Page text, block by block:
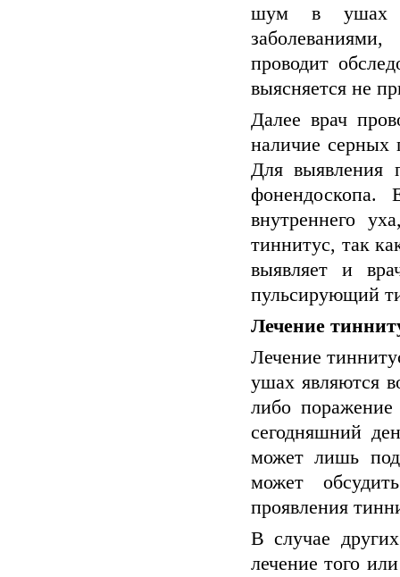
шум в ушах
проводит
выясняется не
Далее врач
наличие серных
Для выявления
фонендоскопа.
внутреннего
тиннитус, так
выявляет и
пульсирующий
Лечение
Лечение
ушах являются
либо
сегодняшний
может лишь
может
проявления
В случае
лечение того